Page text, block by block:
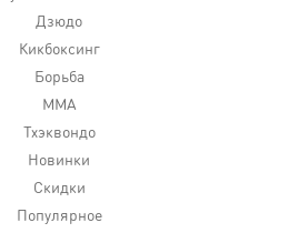
Дзюдо
Кикбоксинг
Борьба
MMA
Тхэквондо
Новинки
Скидки
Популярное